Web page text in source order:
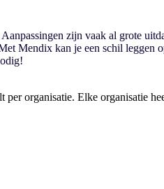
zijn vaak al grote
Mendix kan je een schil leggen
organisatie. Elke organisatie